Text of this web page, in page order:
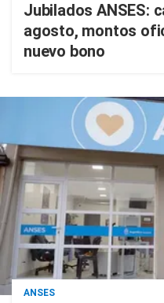
Jubilados ANSES:
agosto, montos
nuevo bono
ANSES